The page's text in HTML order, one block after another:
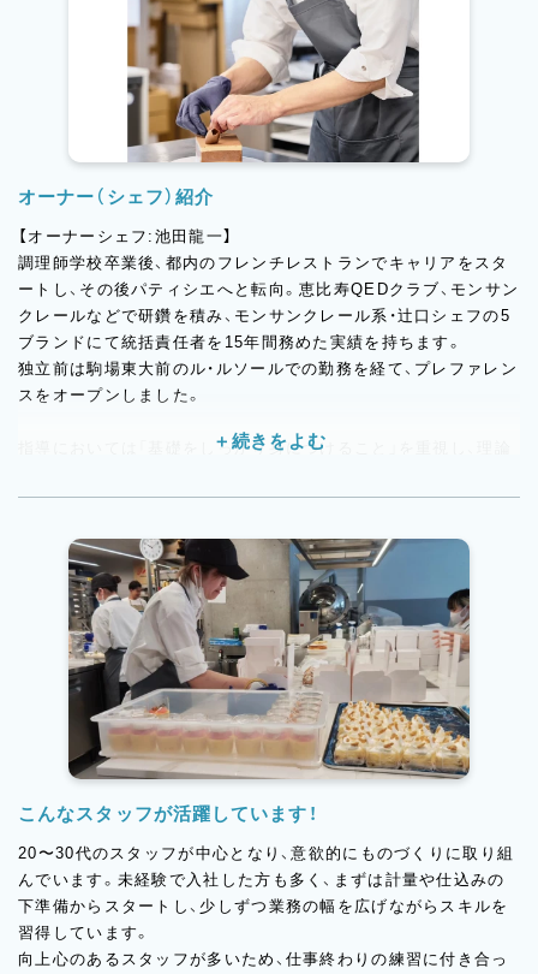
オーナー（シェフ）紹介
【オーナーシェフ:池田龍一】
調理師学校卒業後、都内のフレンチレストランでキャリアをスタ
ートし、その後パティシエへと転向。恵比寿QEDクラブ、モンサン
クレールなどで研鑽を積み、モンサンクレール系・辻口シェフの5
ブランドにて統括責任者を15年間務めた実績を持ちます。
独立前は駒場東大前のル・ルソールでの勤務を経て、プレファレン
スをオープンしました。
指導においては「基礎をしっかり身につけること」を重視し、理論
がら成長を後押しする指導スタイルを心がけています。
イデアが商品化されることも。経験の有無を問わず、誠実にお菓
子と向き合いたい方にとって、学びがいのある環境です。
こんなスタッフが活躍しています！
20〜30代のスタッフが中心となり、意欲的にものづくりに取り組
んでいます。未経験で入社した方も多く、まずは計量や仕込みの
下準備からスタートし、少しずつ業務の幅を広げながらスキルを
習得しています。
向上心のあるスタッフが多いため、仕事終わりの練習に付き合っ